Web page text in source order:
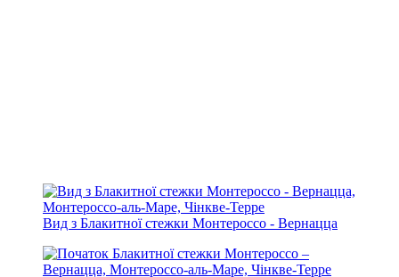
Вид з Блакитної стежки Монтероссо - Вернацца